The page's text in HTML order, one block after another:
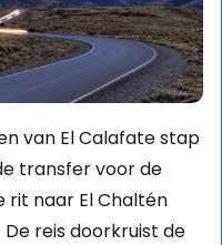
van El Calafate stap
transfer voor de
rit naar El Chaltén
reis doorkruist de